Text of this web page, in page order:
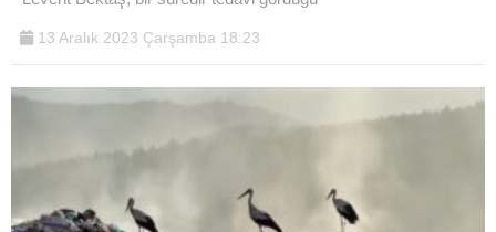
13 Aralık 2023 Çarşamba 18:23